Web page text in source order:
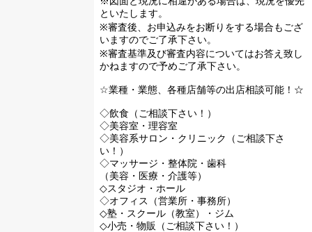
といたします。
※審査後、お申込みをお断りをする場合もござ
いますのでご了承下さい。
※審査基準及び審査内容についてはお答え致し
かねますので予めご了承下さい。
☆業種・業態、各種店舗等の出店相談可能！☆
◇飲食（ご相談下さい！）
◇美容室・理容室
◇美容系サロン・クリニック（ご相談下さ
い！）
◇マッサージ・整体院・歯科
（美容・医療・介護等）
◇スタジオ・ホール
◇オフィス（営業所・事務所）
◇塾・スクール（教室）・ジム
◇小売・物販（ご相談下さい！）